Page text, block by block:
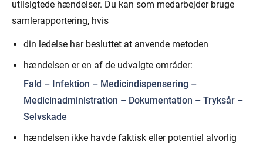
utilsigtede hændelser. Du kan som medarbejder bruge
samlerapportering, hvis
din ledelse har besluttet at anvende metoden
hændelsen er en af de udvalgte områder:
Fald – Infektion – Medicindispensering –
Medicinadministration – Dokumentation – Tryksår –
Selvskade
hændelsen ikke havde faktisk eller potentiel alvorlig